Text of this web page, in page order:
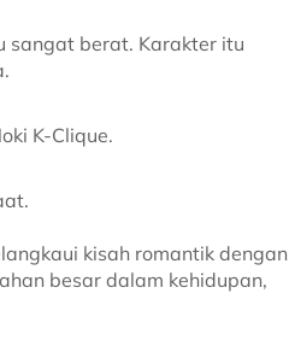
sangat berat. Karakter itu
K-Clique.
kisah romantik dengan
besar dalam kehidupan,